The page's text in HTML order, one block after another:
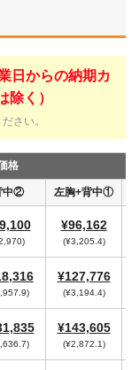
日からの納期カ
除く）
さい。
格
中② 左胸+背中①
¥96,162
(¥3,205.4)
¥127,776
(¥3,194.4)
¥143,605
(¥2,872.1)